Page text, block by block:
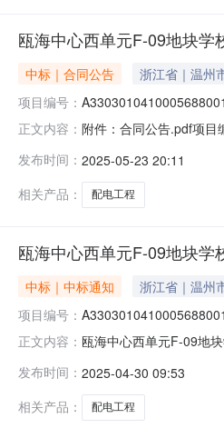
瓯海中心西单元F-09地块学
中标｜合同公告 浙江省｜温州
项目编号：
正文内容： 附件：合同公告.pdf项
发布时间： 2025-05-23 20:11
相关产品：
配电工程
瓯海中心西单元F-09地块
中标｜中标通知 浙江省｜温州
项目编号：
正文内容： 瓯海中心西单元F-09地
瓯海区潘桥街道宁波路
发布时间： 2025-04-30 09:53
相关产品：
配电工程